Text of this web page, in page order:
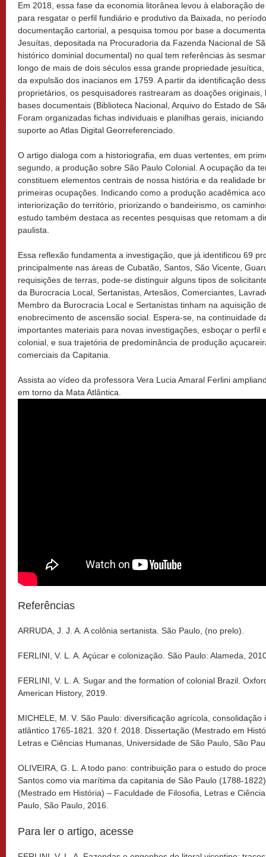
Em 2018, essa fase da economia litorânea levou à elaboração
para resgatar o perfil fundiário e produtivo da Baixada, no
documentação cartorial, a pesquisa tomou por base a
Jesuítas, depositada na Procuradoria da Fazenda Nacional de
histórico dominial documental) no qual tem referências às
longo de mais de dois séculos essa grande propriedade
da expulsão dos inacianos em 1759. A partir da identificação
proprietários, os pesquisadores rastrearam as doações
bases documentais (Biblioteca Nacional, Arquivo do Estado de
Foram organizadas fichas individuais e planilhas gerais,
suporte ao Atlas Digital Georreferenciado.
O artigo dialoga com a historiografia, em duas vertentes, em
segundo, a produção sobre São Paulo Colonial. A ocupação da
constituem elementos centrais de nossa história e da realidade
primeiras ocupações. Indicando como a produção acadêmica
interiorização do território, priorizando o bandeirismo, os
estudo também destaca as recentes pesquisas que retomam a
paulista.
Essa reflexão fundamenta a investigação, que já identificou 69
principalmente nas áreas de Cubatão, Santos, São Vicente,
requisições de terras, pode-se distinguir alguns tipos de
da Burocracia Local, Sertanistas, Artesãos, Comerciantes,
Membro da Burocracia Local e Sertanistas tinham na aquisição
enobrecimento de ascensão social. Espera-se, na continuidade
importantes materiais para novas investigações, esboçar o perfil
colonial, e sua trajetória de predominância de produção
comerciais da Capitania.
Assista ao vídeo da professora Vera Lucia Amaral Ferlini
em torno da Mata Atlântica.
Referências
ARRUDA, J. J. A. A colônia sertanista. São Paulo, (no prelo).
FERLINI, V. L. A. Açúcar e colonização. São Paulo: Alameda,
FERLINI, V. L. A. Sugar and the formation of colonial Brazil.
American History, 2019.
MICHELE, M. V. São Paulo: diversificação agrícola,
atlântico 1765-1821. 320 f. 2018. Dissertação (Mestrado em
Letras e Ciências Humanas, Universidade de São Paulo, São
OLIVEIRA, G. L. A todo pano: contribuição para o estudo do
Santos como via marítima da capitania de São Paulo (1788-
(Mestrado em História) – Faculdade de Filosofia, Letras e
Paulo, São Paulo, 2016.
Para ler o artigo, acesse